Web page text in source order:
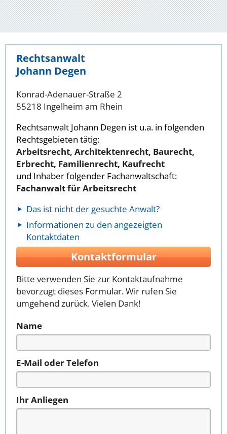
Rechtsanwalt
Johann Degen
Konrad-Adenauer-Straße 2
55218 Ingelheim am Rhein
Rechtsanwalt Johann Degen ist u.a. in folgenden
Rechtsgebieten tätig:
Arbeitsrecht, Architektenrecht, Baurecht,
Erbrecht, Familienrecht, Kaufrecht
und Inhaber folgender Fachanwaltschaft:
Fachanwalt für Arbeitsrecht
Das ist nicht der gesuchte Anwalt?
Informationen zu den angezeigten
Kontaktdaten
Kontaktformular
Bitte verwenden Sie zur Kontaktaufnahme
bevorzugt dieses Formular. Wir rufen Sie
umgehend zurück. Vielen Dank!
Name
E-Mail oder Telefon
Ihr Anliegen